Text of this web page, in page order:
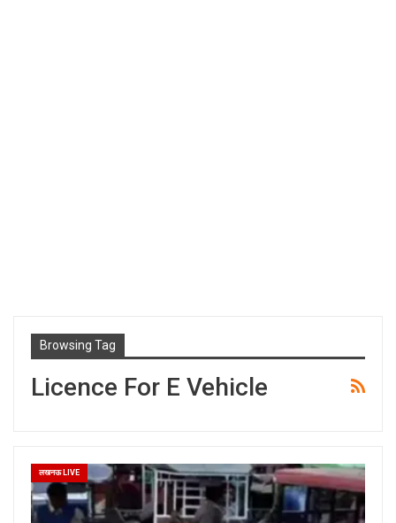
Browsing Tag
Licence For E Vehicle
लखनऊ LIVE